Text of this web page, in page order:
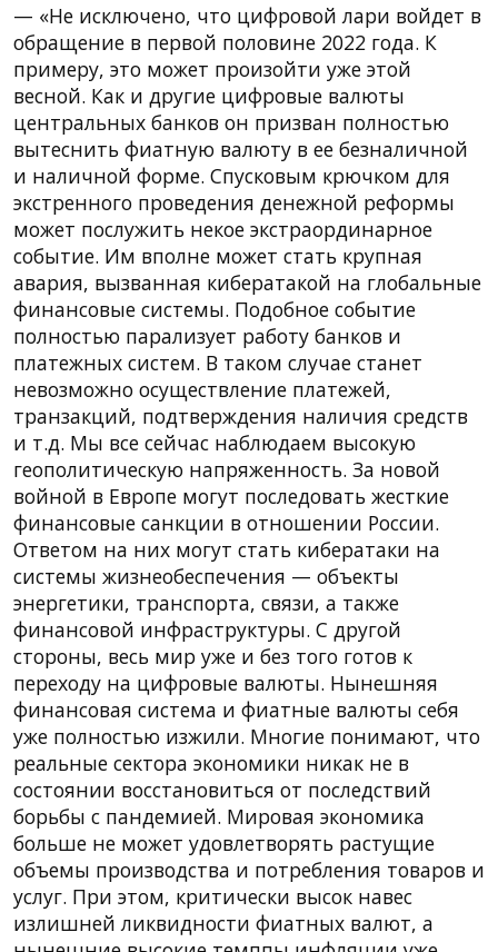
— «Не исключено, что цифровой лари войдет в
обращение в первой половине 2022 года. К
примеру, это может произойти уже этой
весной. Как и другие цифровые валюты
центральных банков он призван полностью
вытеснить фиатную валюту в ее безналичной
и наличной форме. Спусковым крючком для
экстренного проведения денежной реформы
может послужить некое экстраординарное
событие. Им вполне может стать крупная
авария, вызванная кибератакой на глобальные
финансовые системы. Подобное событие
полностью парализует работу банков и
платежных систем. В таком случае станет
невозможно осуществление платежей,
транзакций, подтверждения наличия средств
и т.д. Мы все сейчас наблюдаем высокую
геополитическую напряженность. За новой
войной в Европе могут последовать жесткие
финансовые санкции в отношении России.
Ответом на них могут стать кибератаки на
системы жизнеобеспечения — объекты
энергетики, транспорта, связи, а также
финансовой инфраструктуры. С другой
стороны, весь мир уже и без того готов к
переходу на цифровые валюты. Нынешняя
финансовая система и фиатные валюты себя
уже полностью изжили. Многие понимают, что
реальные сектора экономики никак не в
состоянии восстановиться от последствий
борьбы с пандемией. Мировая экономика
больше не может удовлетворять растущие
объемы производства и потребления товаров и
услуг. При этом, критически высок навес
излишней ликвидности фиатных валют, а